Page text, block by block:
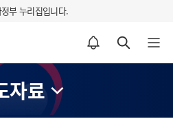
부 누리집입니다.
알림설정 바로가기 검색 바로가기 메뉴 열기
자료